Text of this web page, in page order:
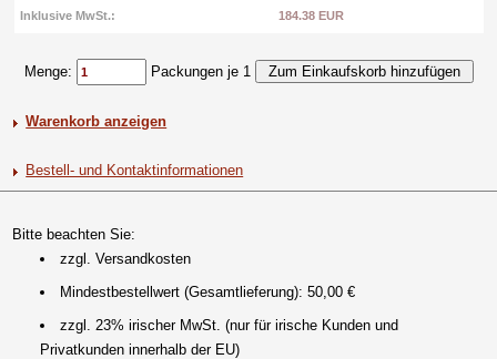
Inklusive MwSt.: 184.38 EUR
Menge: Packungen je 1
Warenkorb anzeigen
Bestell- und Kontaktinformationen
Bitte beachten Sie:
zzgl. Versandkosten
Mindestbestellwert (Gesamtlieferung): 50,00 €
zzgl. 23% irischer MwSt. (nur für irische Kunden und
Privatkunden innerhalb der EU)